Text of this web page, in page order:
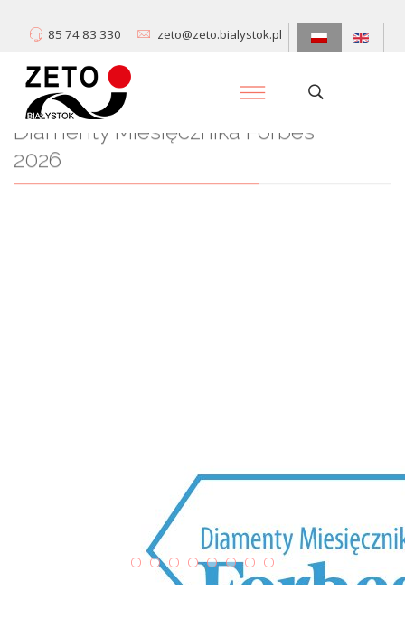
85 74 83 330 zeto@zeto.bialystok.pl
Diamenty Miesięcznika Forbes
2026